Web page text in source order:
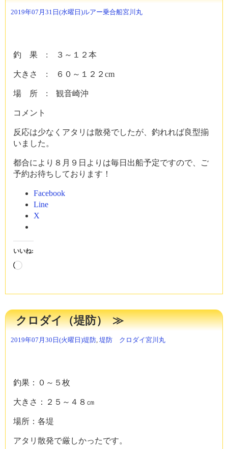
2019年07月31日(水曜日)ルアー乗合船宮川丸
釣 果 : ３～１２本
大きさ : ６０～１２２cm
場 所 : 観音崎沖
コメント
反応は少なくアタリは散発でしたが、釣れれば良型揃
いました。
都合により８月９日よりは毎日出船予定ですので、ご
予約お待ちしております！
Facebook
Line
X
いいね:
読
中…
クロダイ（堤防）
2019年07月30日(火曜日)堤防, 堤防 クロダイ宮川丸
釣果：０～５枚
大きさ：２５～４８㎝
場所：各堤
アタリ散発で厳しかったです。